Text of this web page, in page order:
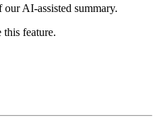
AI-assisted summary.
this feature.